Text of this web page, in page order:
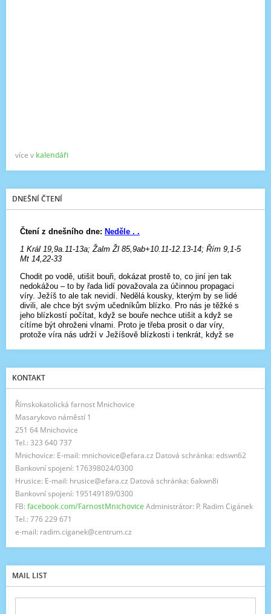
více v kalendáři
DNEŠNÍ ČTENÍ
KONTAKT
Římskokatolická farnost Mnichovice
Masarykovo náměstí 1
251 64 Mnichovice
Tel.: 323 640 737
Mnichovice: E-mail: mnichovice@efara.cz Datová schránka: edswn62
Bankovní spojení: 176398024/0300
Hrusice: E-mail: hrusice@efara.cz Datová schránka: 6akwn8i
Bankovní spojení: 195149189/0300
FB: facebook.com/FarnostMnichoviceAdministrátor: P. Radim Cigánek
Tel.: 776 229 671
e-mail: radim.ciganek@centrum.cz
MAIL LIST